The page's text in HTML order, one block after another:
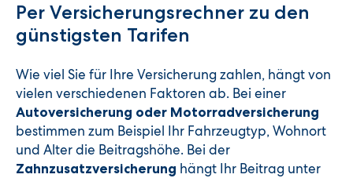
Per Versicherungsrechner zu den
günstigsten Tarifen
Wie viel Sie für Ihre Versicherung zahlen, hängt von
vielen verschiedenen Faktoren ab. Bei einer
Autoversicherung oder Motorradversicherung
bestimmen zum Beispiel Ihr Fahrzeugtyp, Wohnort
und Alter die Beitragshöhe. Bei der
Zahnzusatzversicherung hängt Ihr Beitrag unter